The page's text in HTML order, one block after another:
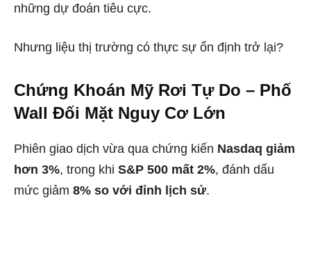
những dự đoán tiêu cực.
Nhưng liệu thị trường có thực sự ổn định trở lại?
Chứng Khoán Mỹ Rơi Tự Do – Phố
Wall Đối Mặt Nguy Cơ Lớn
Phiên giao dịch vừa qua chứng kiến Nasdaq giảm
hơn 3%, trong khi S&P 500 mất 2%, đánh dấu
mức giảm 8% so với đỉnh lịch sử.